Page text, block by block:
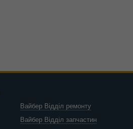
Вайбер Відділ ремонту
Вайбер Відділ запчастин